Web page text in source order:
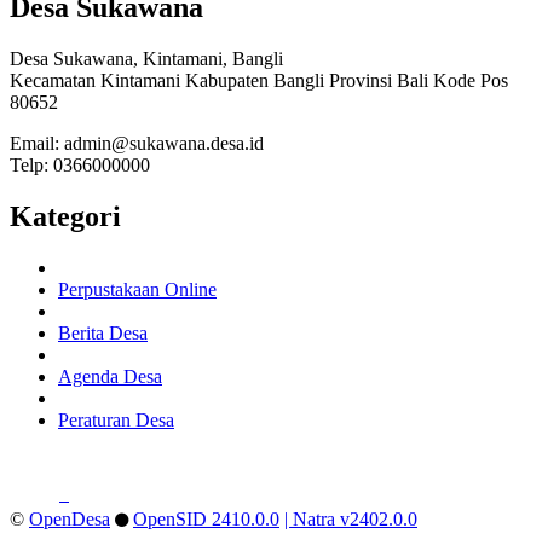
Desa Sukawana
Desa Sukawana, Kintamani, Bangli
Kecamatan Kintamani Kabupaten Bangli Provinsi Bali Kode Pos
80652
Email: admin@sukawana.desa.id
Telp: 0366000000
Kategori
Perpustakaan Online
Berita Desa
Agenda Desa
Peraturan Desa
© OpenDesa OpenSID 2410.0.0 | Natra v2402.0.0